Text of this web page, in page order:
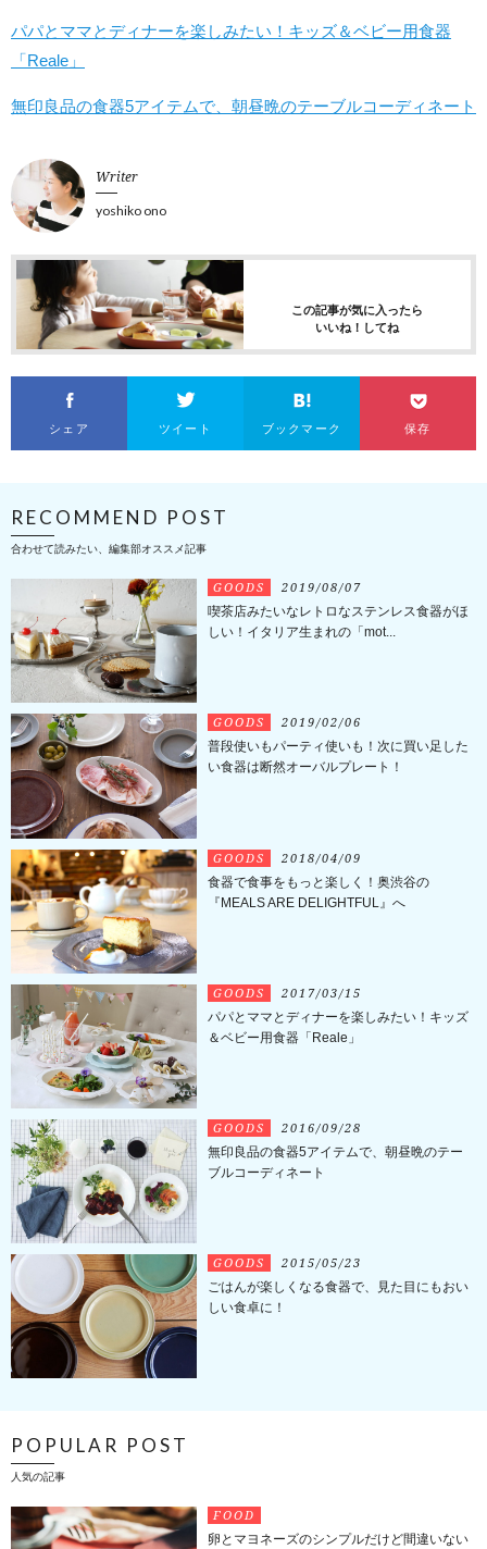
パパとママとディナーを楽しみたい！キッズ＆ベビー用食器
「Reale」
無印良品の食器5アイテムで、朝昼晩のテーブルコーディネート
Writer
yoshiko ono
この記事が気に入ったら
いいね！してね
シェア ツイート ブックマーク 保存
RECOMMEND POST
合わせて読みたい、編集部オススメ記事
GOODS 2019/08/07
喫茶店みたいなレトロなステンレス食器がほ
しい！イタリア生まれの「mot...
GOODS 2019/02/06
普段使いもパーティ使いも！次に買い足した
い食器は断然オーバルプレート！
GOODS 2018/04/09
食器で食事をもっと楽しく！奥渋谷の
『MEALS ARE DELIGHTFUL』へ
GOODS 2017/03/15
パパとママとディナーを楽しみたい！キッズ
＆ベビー用食器「Reale」
GOODS 2016/09/28
無印良品の食器5アイテムで、朝昼晩のテー
ブルコーディネート
GOODS 2015/05/23
ごはんが楽しくなる食器で、見た目にもおい
しい食卓に！
POPULAR POST
人気の記事
FOOD
卵とマヨネーズのシンプルだけど間違いない